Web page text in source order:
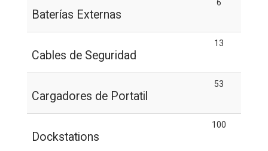
Baterías Externas
6
Cables de Seguridad
13
Cargadores de Portatil
53
Dockstations
100